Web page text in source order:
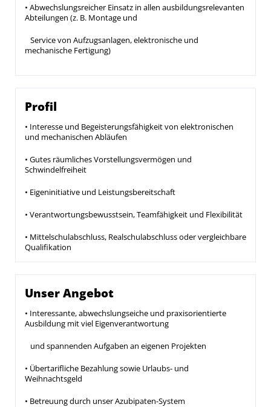
• Abwechslungsreicher Einsatz in allen ausbildungsrelevanten
Abteilungen (z. B. Montage und
Service von Aufzugsanlagen, elektronische und
mechanische Fertigung)
Profil
• Interesse und Begeisterungsfähigkeit von elektronischen
und mechanischen Abläufen
• Gutes räumliches Vorstellungsvermögen und
Schwindelfreiheit
• Eigeninitiative und Leistungsbereitschaft
• Verantwortungsbewusstsein, Teamfähigkeit und Flexibilität
• Mittelschulabschluss, Realschulabschluss oder vergleichbare
Qualifikation
Unser Angebot
• Interessante, abwechslungseiche und praxisorientierte
Ausbildung mit viel Eigenverantwortung
und spannenden Aufgaben an eigenen Projekten
• Übertarifliche Bezahlung sowie Urlaubs- und
Weihnachtsgeld
• Betreuung durch unser Azubipaten-System